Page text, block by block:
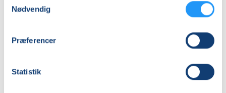
Nødvendig
Præferencer
Statistik
Sidste mødegang
Antal mødegange
Adresse